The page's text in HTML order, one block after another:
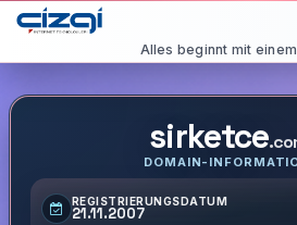
Alles beginnt mit
sirketce
DOMAIN-
REGISTRIERUNGSDATUM
21.11.2007